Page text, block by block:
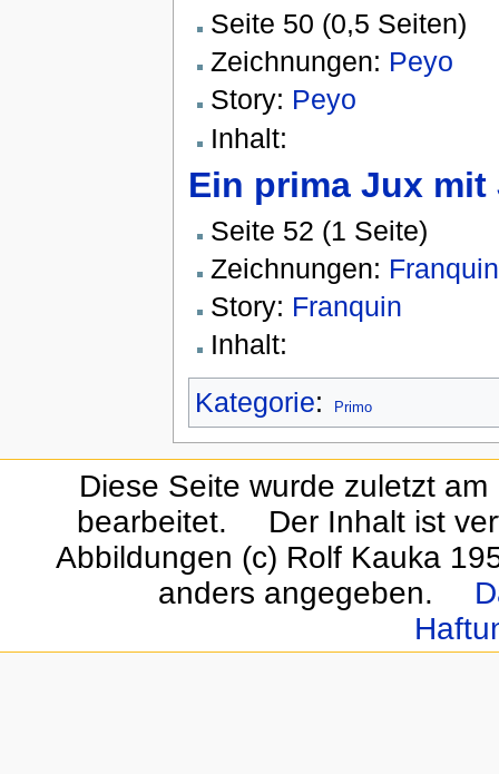
Seite 50 (0,5 Seiten)
Zeichnungen: Peyo
Story: Peyo
Inhalt:
Ein prima Jux mit
Seite 52 (1 Seite)
Zeichnungen: Franquin
Story: Franquin
Inhalt:
Kategorie: Primo
Diese Seite wurde zuletzt
bearbeitet.
Der Inhalt ist
Abbildungen (c) Rolf Kauka
anders angegeben.